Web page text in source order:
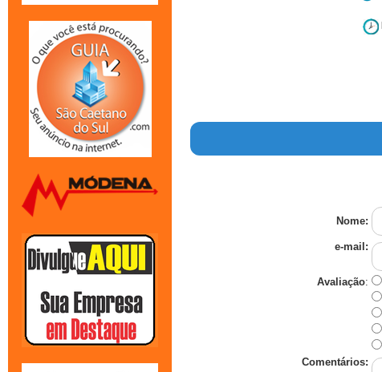
Nome:
e-mail:
Avaliação:
Comentários: